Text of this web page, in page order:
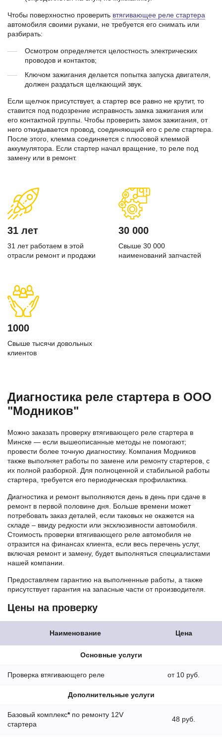
Чтобы поверхностно проверить втягивающее реле стартера
автомобиля своими руками, не требуется его снимать или
разбирать:
Осмотром определяется целостность электрических
проводов и контактов;
Ключом зажигания делается попытка запуска двигателя,
должен раздаться щелкающий звук.
Если щелчок присутствует, а стартер все равно не крутит, то
ставится под подозрение исправность замка зажигания или
его контактной группы. Чтобы проверить замок зажигания, от
него откидывается провод, соединяющий его с реле стартера.
После этого, клемма соединяется с плюсовой клеммой
аккумулятора. Если стартер начал вращение, то реле под
замену или в ремонт.
31 лет
31 лет работаем в этой
отрасли ремонт и продажи
30 000
Свыше 30 000
наименований запчастей
1000
Свыше тысячи довольных
клиентов
Диагностика реле стартера в ООО
"Модников"
Можно заказать проверку втягивающего реле стартера в
Минске — если вышеописанные методы не помогают;
провести более точную диагностику. Компания Модников
также выполняет работы по замене или ремонту стартеров, с
их полной разборкой. Для полноценной и стабильной работы
стартера, требуется его периодическая профилактика.
Диагностика и ремонт выполняются день в день при сдаче в
ремонт в первой половине дня. Больше времени может
потребовать заказ деталей, если таковых не окажется на
складе – ввиду редкости или эксклюзивности автомобиля.
Стоимость проверки втягивающего реле автомобиля не
отразится на финансах клиента, если весь перечень услуг,
включая ремонт и замену, будет выполняться специалистами
нашей компании.
Предоставляем гарантию на выполненные работы, а также
присутствует гарантия на запасные части от производителя.
Цены на проверку
Наименование Цена
Основные услуги
Проверка втягивающего реле от 10 руб.
Дополнительные услуги
Базовый комплекс*по ремонту 12V
стартера
48 руб.